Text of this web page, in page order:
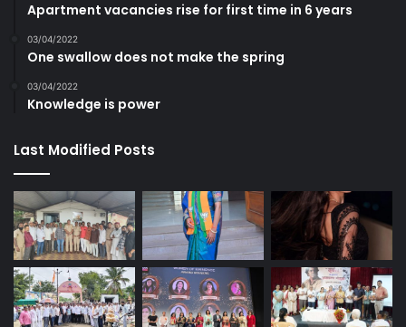
Apartment vacancies rise for first time in 6 years
03/04/2022
One swallow does not make the spring
03/04/2022
Knowledge is power
Last Modified Posts